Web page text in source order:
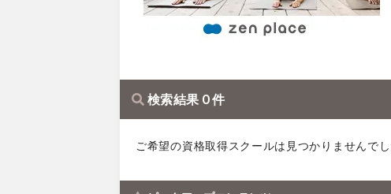
検索結果 0 件
ご希望の資格取得スクールは見つかりませんでし